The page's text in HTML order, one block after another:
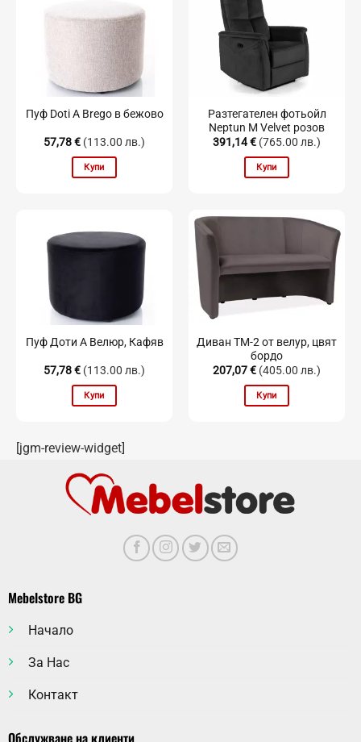
Пуф Doti A Brego в бежово
57,78€ (113.00 лв.)
Купи
Разтегателен фотьойл
Neptun M Velvet розов
391,14€ (765.00 лв.)
Купи
Пуф Доти А Велюр, Кафяв
57,78€ (113.00 лв.)
Купи
Диван TM-2 от велур, цвят
бордо
207,07€ (405.00 лв.)
Купи
[jgm-review-widget]
Mebelstore BG
Начало
За Нас
Контакт
Обслужване на клиенти